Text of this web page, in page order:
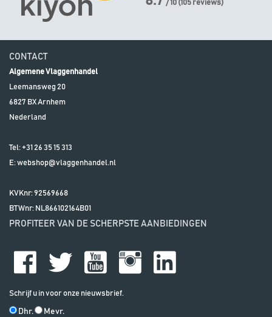
/ 10 (105 reviews)
CONTACT
Algemene Vlaggenhandel
Leemansweg 20
6827 BXArnhem
Nederland
Tel: +31 26 35 15 313
E:webshop@vlaggenhandel.nl
KVKnr: 92569668
BTWnr: NL866102164B01
PROFITEER VAN DE SCHERPSTE AANBIEDINGEN
Schrijf u in voor onze nieuwsbrief.
Dhr. Mevr.